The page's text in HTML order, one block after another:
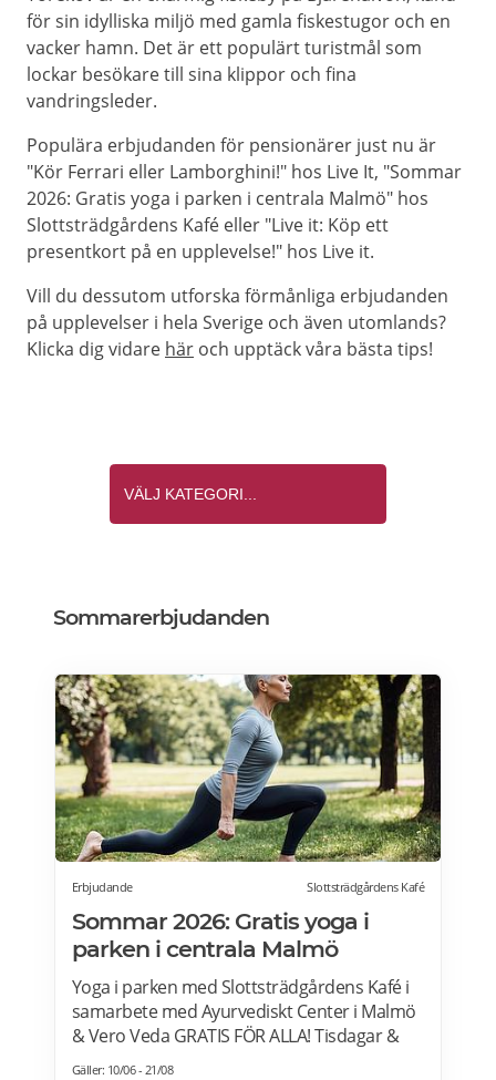
för sin idylliska miljö med gamla fiskestugor och en
vacker hamn. Det är ett populärt turistmål som
lockar besökare till sina klippor och fina
vandringsleder.
Populära erbjudanden för pensionärer just nu är
"Kör Ferrari eller Lamborghini!" hos Live It, "Sommar
2026: Gratis yoga i parken i centrala Malmö" hos
Slottsträdgårdens Kafé eller "Live it: Köp ett
presentkort på en upplevelse!" hos Live it.
Vill du dessutom utforska förmånliga erbjudanden
på upplevelser i hela Sverige och även utomlands?
Klicka dig vidare här och upptäck våra bästa tips!
Sommarerbjudanden
Erbjudande Slottsträdgårdens Kafé
Sommar 2026: Gratis yoga i
parken i centrala Malmö
Yoga i parken med Slottsträdgårdens Kafé i
samarbete med Ayurvediskt Center i Malmö
& Vero Veda GRATIS FÖR ALLA! Tisdagar &
torsdagar kl 09:00-10:00 Från 23 juni – 20 aug
Gäller: 10/06 - 21/08